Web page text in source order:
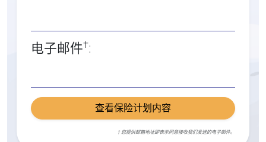
电子邮件†:
查看保险计划内容
† 您提供邮箱地址即表示同意接收我们发送的电子邮件。